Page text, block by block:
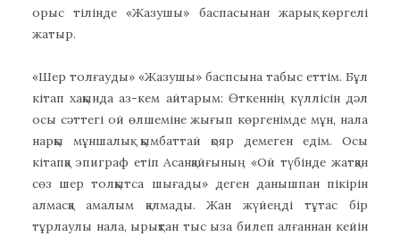
орыс тілінде «Жазушы» баспасынан жарық көргелі
жатыр.
«Шер толғауды» «Жазушы» баспсына табыс еттім. Бұл
кітап хақында аз-кем айтарым: Өткеннің күллісін дәл
осы сәттегі ой өлшеміне жығып көргенімде мұн, нала
нарқы мұншалық қымбаттай қояр демеген едім. Осы
кітапқа эпиграф етіп Асанқайғының «Ой түбінде жатқан
сөз шер толқытса шығады» деген данышпан пікірін
алмасқа амалым қалмады. Жан жүйеңді тұтас бір
тұрлаулы нала, ырықтан тыс ыза билеп алғаннан кейін